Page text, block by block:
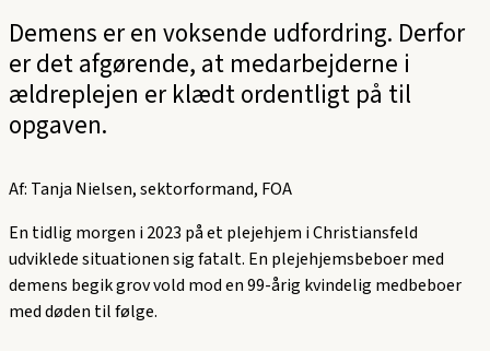
Demens er en voksende udfordring. Derfor
er det afgørende, at medarbejderne i
ældreplejen er klædt ordentligt på til
opgaven.
Af: Tanja Nielsen, sektorformand, FOA
En tidlig morgen i 2023 på et plejehjem i Christiansfeld
udviklede situationen sig fatalt. En plejehjemsbeboer med
demens begik grov vold mod en 99-årig kvindelig medbeboer
med døden til følge.